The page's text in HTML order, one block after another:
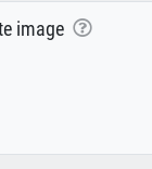
image